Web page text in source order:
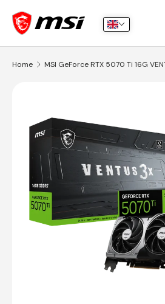
Skip to content
Search
Home MSI GeForce RTX 5070 Ti 16G